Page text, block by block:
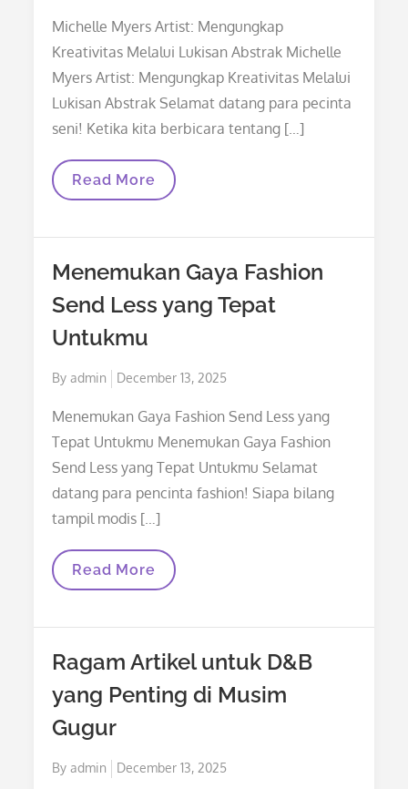
Michelle Myers Artist: Mengungkap
Kreativitas Melalui Lukisan Abstrak Michelle
Myers Artist: Mengungkap Kreativitas Melalui
Lukisan Abstrak Selamat datang para pecinta
seni! Ketika kita berbicara tentang […]
Michelle
Myers
Kreativitas
Lukisan
Read More
Menemukan Gaya Fashion
Send Less yang Tepat
Untukmu
Byadmin
Posted
December 13, 2025
Menemukan Gaya Fashion Send Less yang
Tepat Untukmu Menemukan Gaya Fashion
Send Less yang Tepat Untukmu Selamat
datang para pencinta fashion! Siapa bilang
tampil modis […]
Menemukan
Gaya
Less
Tepat
Untukmu
Read More
Ragam Artikel untuk D&B
yang Penting di Musim
Gugur
Byadmin
Posted
December 13, 2025